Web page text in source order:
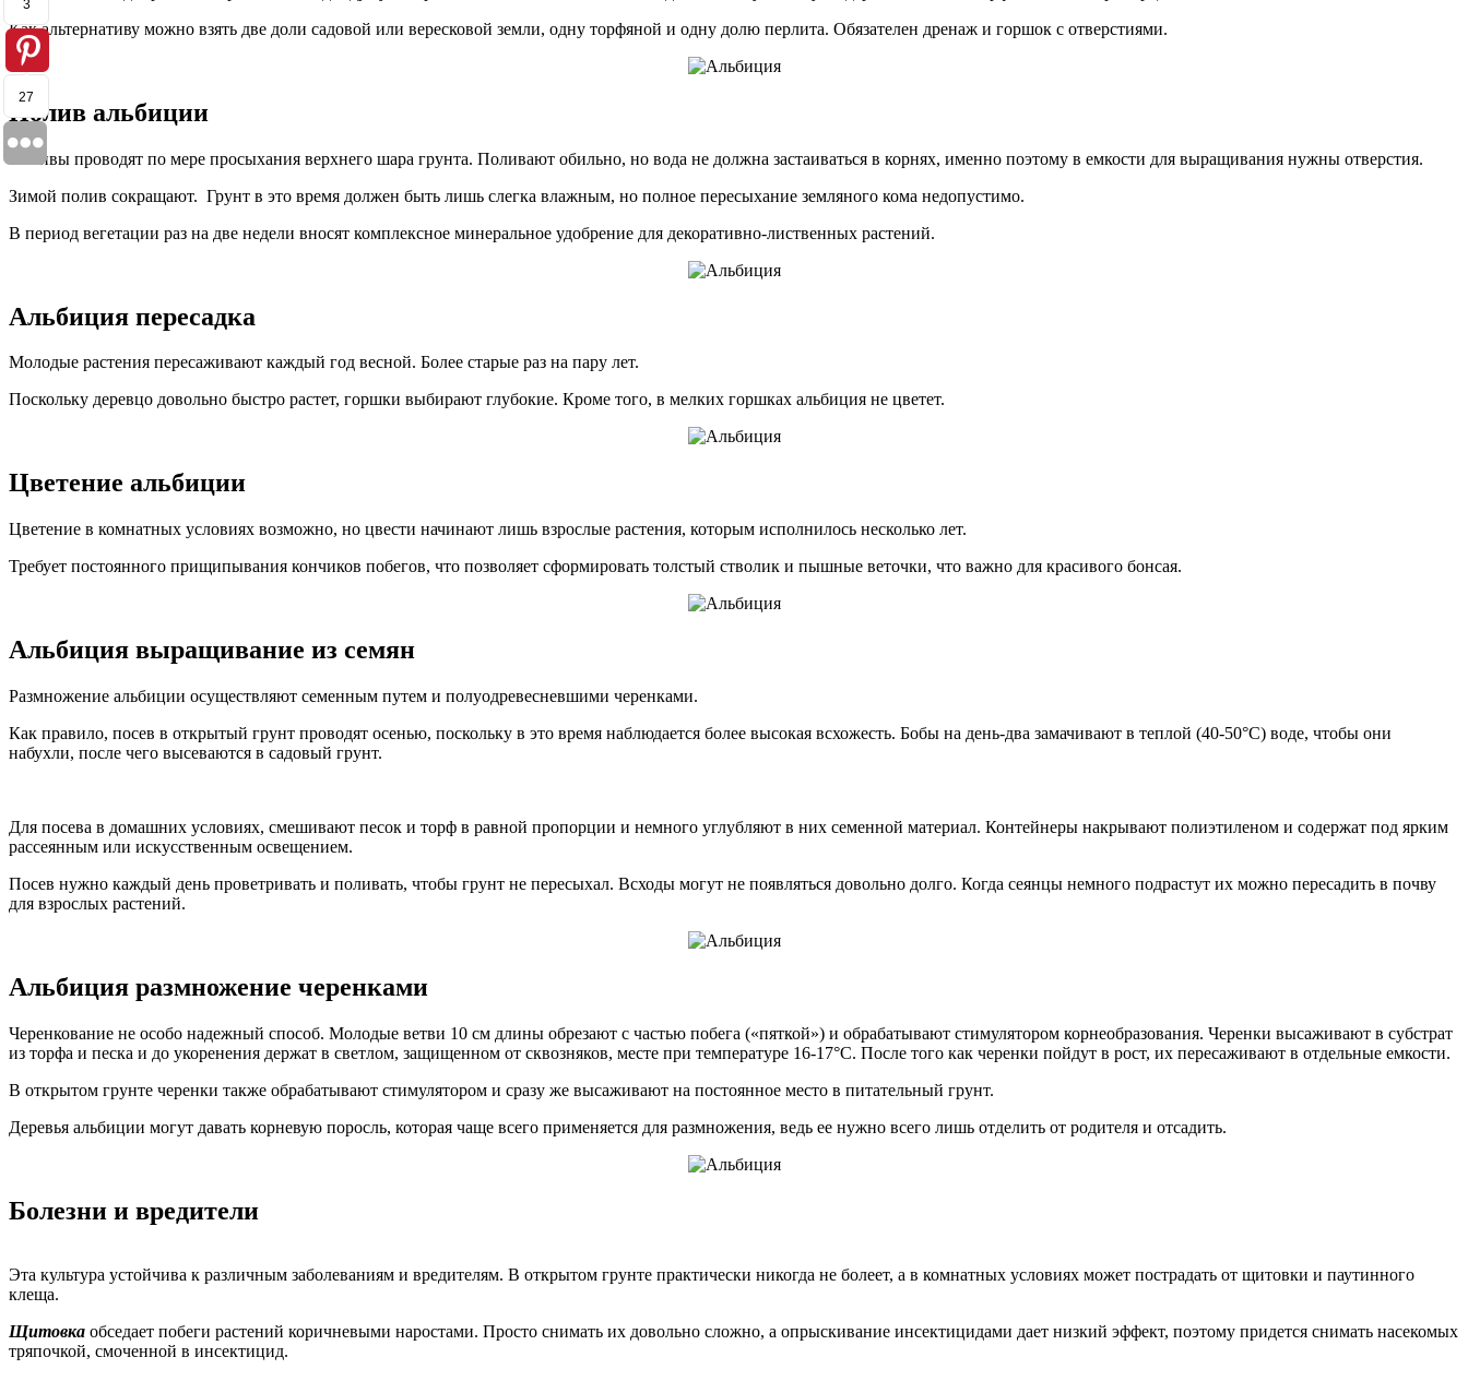
Как альтернативу можно взять две доли садовой или вересковой земли, одну торфяной и одну долю перлита. Обязателен дренаж и горшок с отверстиями.
Полив альбиции
Поливы проводят по мере просыхания верхнего шара грунта. Поливают обильно, но вода не должна застаиваться в корнях, именно поэтому в емкости для выращивания нужны отверстия.
Зимой полив сокращают. Грунт в это время должен быть лишь слегка влажным, но полное пересыхание земляного кома недопустимо.
В период вегетации раз на две недели вносят комплексное минеральное удобрение для декоративно-лиственных растений.
Альбиция пересадка
Молодые растения пересаживают каждый год весной. Более старые раз на пару лет.
Поскольку деревцо довольно быстро растет, горшки выбирают глубокие. Кроме того, в мелких горшках альбиция не цветет.
Цветение альбиции
Цветение в комнатных условиях возможно, но цвести начинают лишь взрослые растения, которым исполнилось несколько лет.
Требует постоянного прищипывания кончиков побегов, что позволяет сформировать толстый стволик и пышные веточки, что важно для красивого бонсая.
Альбиция выращивание из семян
Размножение альбиции осуществляют семенным путем и полуодревесневшими черенками.
Как правило, посев в открытый грунт проводят осенью, поскольку в это время наблюдается более высокая всхожесть. Бобы на день-два замачивают в теплой (40-50°С) воде, чтобы они
набухли, после чего высеваются в садовый грунт.
Для посева в домашних условиях, смешивают песок и торф в равной пропорции и немного углубляют в них семенной материал. Контейнеры накрывают полиэтиленом и содержат под ярким
рассеянным или искусственным освещением.
Посев нужно каждый день проветривать и поливать, чтобы грунт не пересыхал. Всходы могут не появляться довольно долго. Когда сеянцы немного подрастут их можно пересадить в почву
для взрослых растений.
Альбиция размножение черенками
Черенкование не особо надежный способ. Молодые ветви 10 см длины обрезают с частью побега («пяткой») и обрабатывают стимулятором корнеобразования. Черенки высаживают в субстрат
из торфа и песка и до укоренения держат в светлом, защищенном от сквозняков, месте при температуре 16-17°С. После того как черенки пойдут в рост, их пересаживают в отдельные емкости.
В открытом грунте черенки также обрабатывают стимулятором и сразу же высаживают на постоянное место в питательный грунт.
Деревья альбиции могут давать корневую поросль, которая чаще всего применяется для размножения, ведь ее нужно всего лишь отделить от родителя и отсадить.
Болезни и вредители
Эта культура устойчива к различным заболеваниям и вредителям. В открытом грунте практически никогда не болеет, а в комнатных условиях может пострадать от щитовки и паутинного
клеща.
Щитовка обседает побеги растений коричневыми наростами. Просто снимать их довольно сложно, а опрыскивание инсектицидами дает низкий эффект, поэтому придется снимать насекомых
тряпочкой, смоченной в инсектицид.
3
27